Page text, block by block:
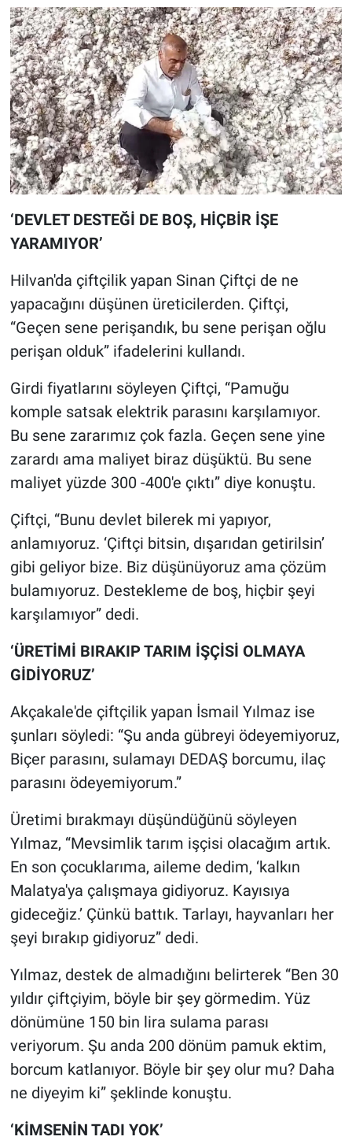
‘DEVLET DESTEĞİ DE BOŞ, HİÇBİR İŞE
YARAMIYOR’
Hilvan'da çiftçilik yapan Sinan Çiftçi de ne
yapacağını düşünen üreticilerden. Çiftçi,
“Geçen sene perişandık, bu sene perişan oğlu
perişan olduk” ifadelerini kullandı.
Girdi fiyatlarını söyleyen Çiftçi, “Pamuğu
komple satsak elektrik parasını karşılamıyor.
Bu sene zararımız çok fazla. Geçen sene yine
zarardı ama maliyet biraz düşüktü. Bu sene
maliyet yüzde 300 -400'e çıktı” diye konuştu.
Çiftçi, “Bunu devlet bilerek mi yapıyor,
anlamıyoruz. ‘Çiftçi bitsin, dışarıdan getirilsin’
gibi geliyor bize. Biz düşünüyoruz ama çözüm
bulamıyoruz. Destekleme de boş, hiçbir şeyi
karşılamıyor” dedi.
‘ÜRETİMİ BIRAKIP TARIM İŞÇİSİ OLMAYA
GİDİYORUZ’
Akçakale'de çiftçilik yapan İsmail Yılmaz ise
şunları söyledi: “Şu anda gübreyi ödeyemiyoruz,
Biçer parasını, sulamayı DEDAŞ borcumu, ilaç
parasını ödeyemiyorum.”
Üretimi bırakmayı düşündüğünü söyleyen
Yılmaz, “Mevsimlik tarım işçisi olacağım artık.
En son çocuklarıma, aileme dedim, ‘kalkın
Malatya'ya çalışmaya gidiyoruz. Kayısıya
gideceğiz.’ Çünkü battık. Tarlayı, hayvanları her
şeyi bırakıp gidiyoruz” dedi.
Yılmaz, destek de almadığını belirterek “Ben 30
yıldır çiftçiyim, böyle bir şey görmedim. Yüz
dönümüne 150 bin lira sulama parası
veriyorum. Şu anda 200 dönüm pamuk ektim,
borcum katlanıyor. Böyle bir şey olur mu? Daha
ne diyeyim ki” şeklinde konuştu.
‘KİMSENİN TADI YOK’